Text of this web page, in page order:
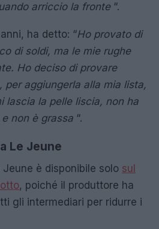
arriccio la fronte“.
ha detto: “Ho provato di
di soldi, ma le mie rughe
Ho deciso di provare
per aggiungerla alla mia lista,
lascia la pelle liscia, non ha
non è grassa “.
Le Jeune
è disponibile solo sul
, poiché il produttore ha
gli intermediari per ridurre i